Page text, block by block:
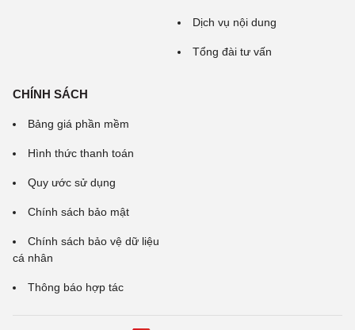
Dịch vụ nội dung
Tổng đài tư vấn
CHÍNH SÁCH
Bảng giá phần mềm
Hình thức thanh toán
Quy ước sử dụng
Chính sách bảo mật
Chính sách bảo vệ dữ liệu
cá nhân
Thông báo hợp tác